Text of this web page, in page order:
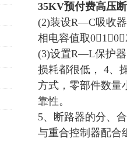
35KV预付费高压
(2)装设R—C吸收
相电容值取01～
(3)设置R—L保护器
损耗都很低， 4、
方式，零部件数量
靠性。
5、断路器的分、
与重合控制器配合